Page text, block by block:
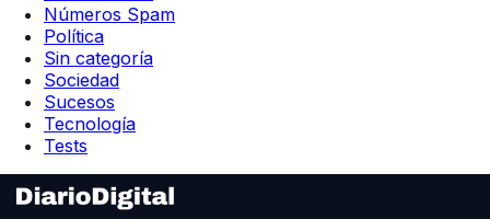
Números Spam
Política
Sin categoría
Sociedad
Sucesos
Tecnología
Tests